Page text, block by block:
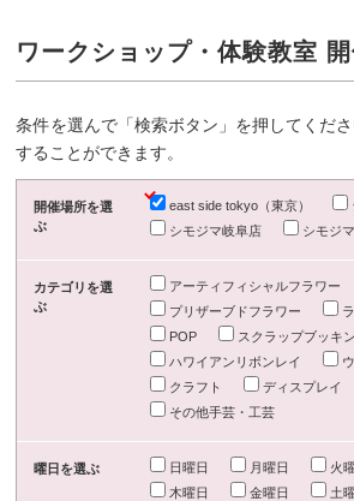
ワークショップ・体験教室
条件を選んで「検索ボタン」を押してくだ
することができます。
開催場所を選
ぶ
east side tokyo（東京）
シモジマ岐阜店
シモジ
カテゴリを選
ぶ
アーティフィシャルフラワー
プリザーブドフラワー
POP
スクラップブッキ
ハワイアンリボンレイ
クラフト
ディスプレイ
その他手芸・工芸
曜日を選ぶ 日曜日 月曜日 火
木曜日
金曜日 土